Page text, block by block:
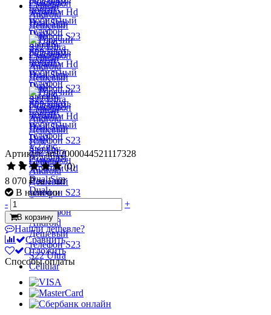
Артикул: art12000044521117328
(0)
8 070 ₽за 1 шт
В наличии
-
+
В корзину
Нашли дешевле?
Сравнить
Отложить
Способы оплаты